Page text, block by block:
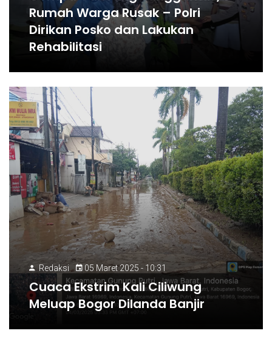
Rumah Warga Rusak – Polri
Dirikan Posko dan Lakukan
Rehabilitasi
Redaksi 05 Maret 2025 - 10:31
Cuaca Ekstrim Kali Ciliwung
Meluap Bogor Dilanda Banjir